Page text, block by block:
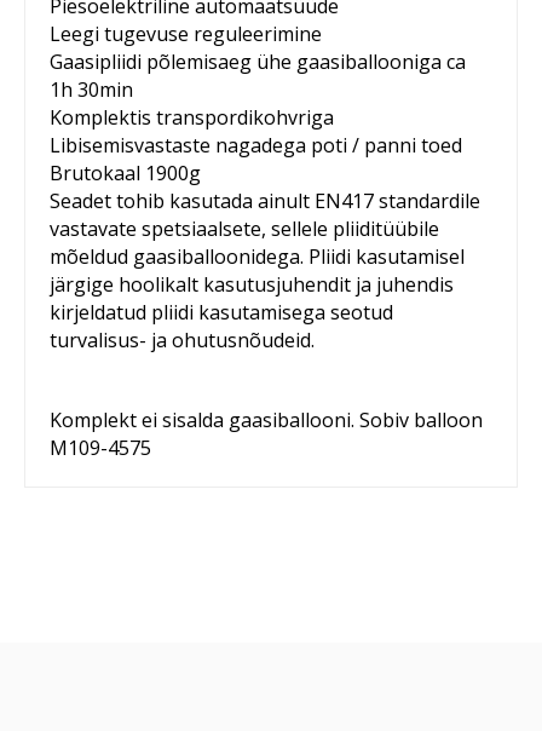
Piesoelektriline automaatsüüde
Leegi tugevuse reguleerimine
Gaasipliidi põlemisaeg ühe gaasiballooniga ca
1h 30min
Komplektis transpordikohvriga
Libisemisvastaste nagadega poti / panni toed
Brutokaal 1900g
Seadet tohib kasutada ainult EN417 standardile
vastavate spetsiaalsete, sellele pliiditüübile
mõeldud gaasiballoonidega. Pliidi kasutamisel
järgige hoolikalt kasutusjuhendit ja juhendis
kirjeldatud pliidi kasutamisega seotud
turvalisus- ja ohutusnõudeid.
Komplekt ei sisalda gaasiballooni. Sobiv balloon
M109-4575